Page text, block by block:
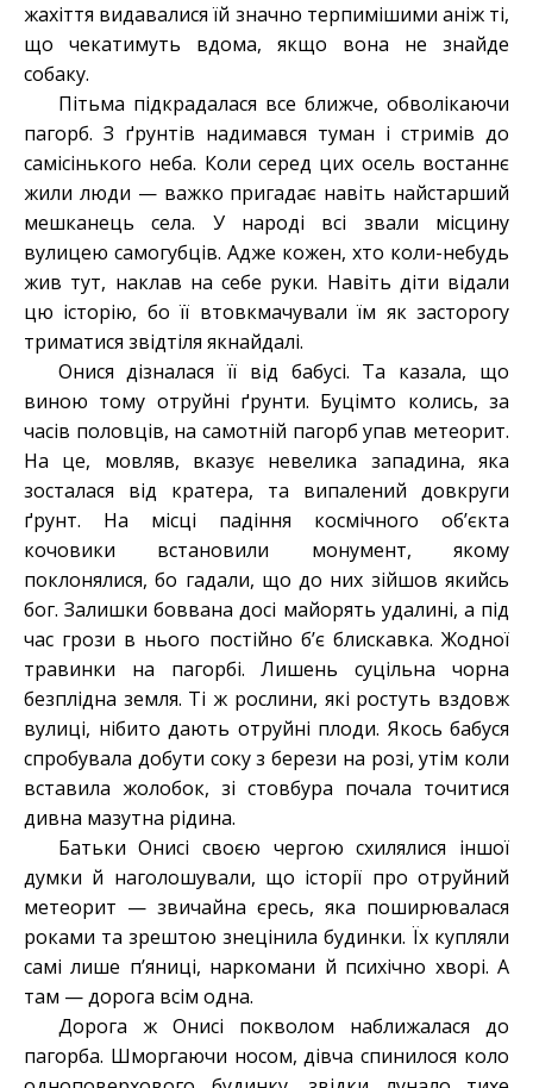
жахіття видавалися їй значно терпимішими аніж ті,
що чекатимуть вдома, якщо вона не знайде
собаку.
Пітьма підкрадалася все ближче, обволікаючи
пагорб. З ґрунтів надимався туман і стримів до
самісінького неба. Коли серед цих осель востаннє
жили люди — важко пригадає навіть найстарший
мешканець села. У народі всі звали місцину
вулицею самогубців. Адже кожен, хто коли-небудь
жив тут, наклав на себе руки. Навіть діти відали
цю історію, бо її втовкмачували їм як засторогу
триматися звідтіля якнайдалі.
Онися дізналася її від бабусі. Та казала, що
виною тому отруйні ґрунти. Буцімто колись, за
часів половців, на самотній пагорб упав метеорит.
На це, мовляв, вказує невелика западина, яка
зосталася від кратера, та випалений довкруги
ґрунт. На місці падіння космічного об’єкта
кочовики встановили монумент, якому
поклонялися, бо гадали, що до них зійшов якийсь
бог. Залишки боввана досі майорять удалині, а під
час грози в нього постійно б’є блискавка. Жодної
травинки на пагорбі. Лишень суцільна чорна
безплідна земля. Ті ж рослини, які ростуть вздовж
вулиці, нібито дають отруйні плоди. Якось бабуся
спробувала добути соку з берези на розі, утім коли
вставила жолобок, зі стовбура почала точитися
дивна мазутна рідина.
Батьки Онисі своєю чергою схилялися іншої
думки й наголошували, що історії про отруйний
метеорит — звичайна єресь, яка поширювалася
роками та зрештою знецінила будинки. Їх купляли
самі лише п’яниці, наркомани й психічно хворі. А
там — дорога всім одна.
Дорога ж Онисі покволом наближалася до
пагорба. Шморгаючи носом, дівча спинилося коло